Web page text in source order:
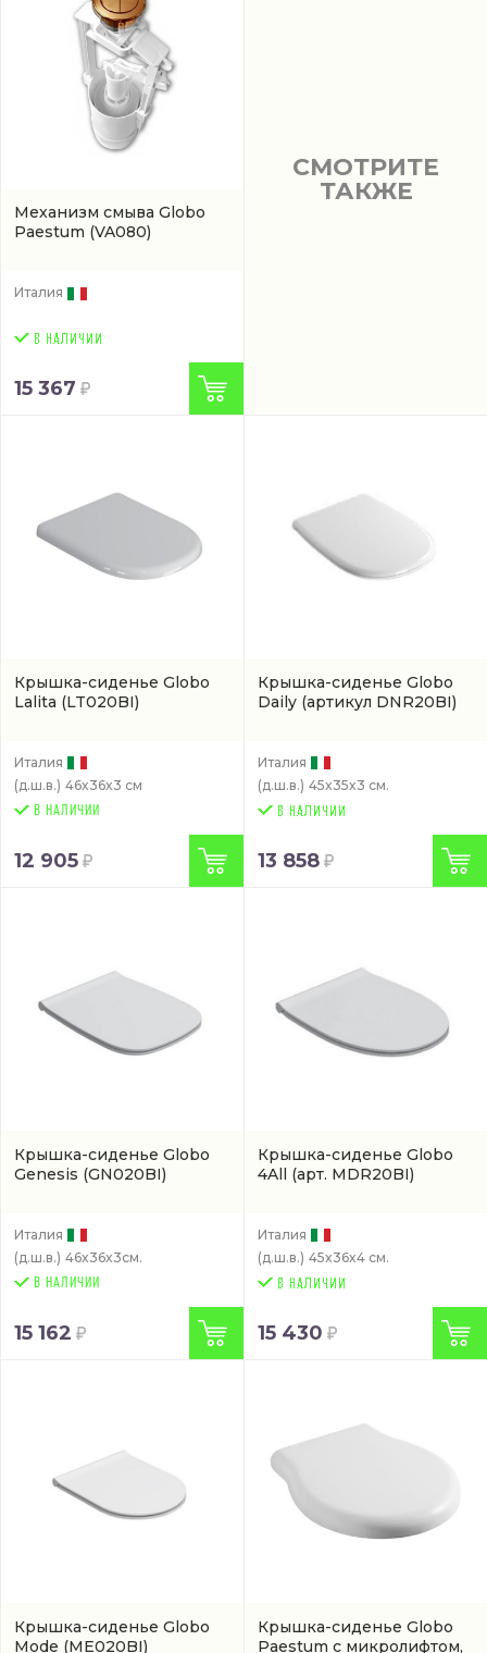
Механизм смыва Globo
Paestum (VA080)
Италия
15 367
СМОТРИТЕ
ТАКЖЕ
Крышка-сиденье Globo
Lalita (LT020BI)
Италия
(д.ш.в.) 46x36x3 см
В НАЛИЧИИ
12 905
Крышка-сиденье Globo
Daily (артикул DNR20BI)
Италия
(д.ш.в.) 45x35x3 см.
13 858
Крышка-сиденье Globo
Genesis (GN020BI)
Италия
(д.ш.в.) 46x36x3см.
В НАЛИЧИИ
15 162
Крышка-сиденье Globo
4All (арт. MDR20BI)
Италия
(д.ш.в.) 45x36x4 см.
15 430
Крышка-сиденье Globo
Mode (ME020BI)
Крышка-сиденье Globo
Paestum с микролифтом,